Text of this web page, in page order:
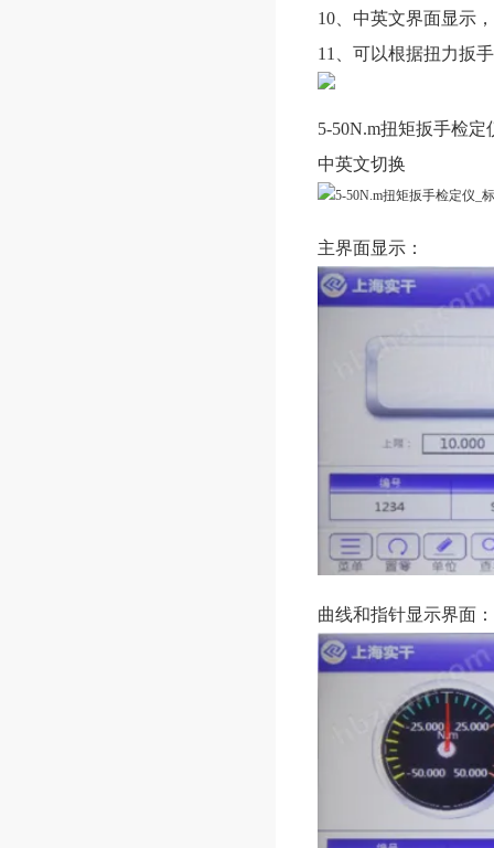
10、中英文界面显示
11、可以根据扭力扳
5-50N.m扭矩扳手检
中英文切换
主界面显示：
曲线和指针显示界面：